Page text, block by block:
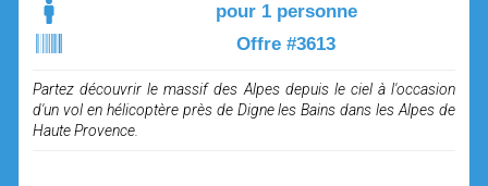
pour 1 personne
Offre #3613
Partez découvrir le massif des Alpes depuis le ciel à l'occasion
d'un vol en hélicoptère près de Digne les Bains dans les Alpes de
Haute Provence.